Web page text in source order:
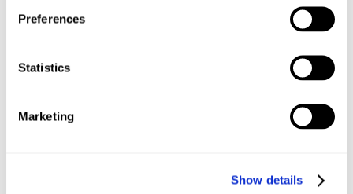
Preferences
Statistics
Marketing
Show details
Trüffelsalami
Selbstgekochtes Chutney aus grünen Tomaten